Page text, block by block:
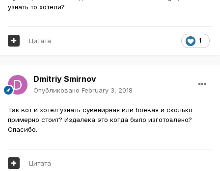
узнать то хотели?
1
Цитата
Dmitriy Smirnov
Опубликовано February 3, 2018
Так вот и хотел узнать сувенирная или боевая и сколько
примерно стоит? Издалека это когда было изготовлено?
Спасибо.
Цитата